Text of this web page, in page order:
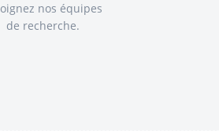
nos équipes
de recherche.